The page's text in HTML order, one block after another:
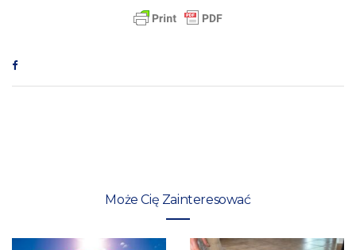
Może Cię Zainteresować